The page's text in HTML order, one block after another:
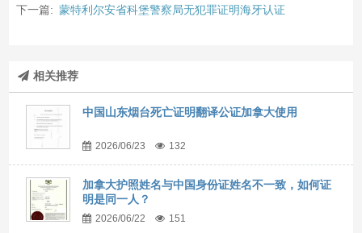
下一篇: 蒙特利尔安省科堡警察局无犯罪证明海牙认证
相关推荐
中国山东烟台死亡证明翻译公证加拿大使用
2026/06/23 132
加拿大护照姓名与中国身份证姓名不一致，如何证
明是同一人？
2026/06/22 151